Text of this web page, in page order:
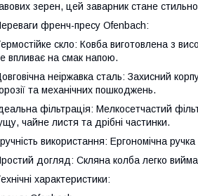
зерен, цей заварник стане
френч-пресу Ofenbach:
скло: Ковба виготовлена з
впливає на смак напою.
неіржавка сталь: Захисний
та механічних пошкоджень.
фільтрація: Мелкосетчастий
чайне листя та дрібні частинки.
використання: Ергономічна
догляд: Скляна колба легко
характеристики: